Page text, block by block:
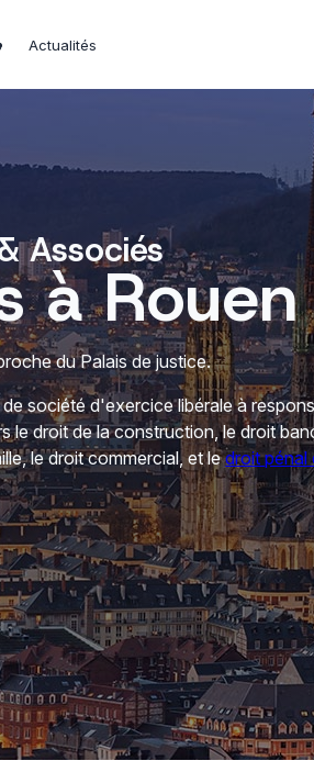
Actualités
à Rouen
Associés
du Palais de justice.
société d'exercice libérale à
le droit de la construction, le droit
le droit commercial, et ledroit pénal